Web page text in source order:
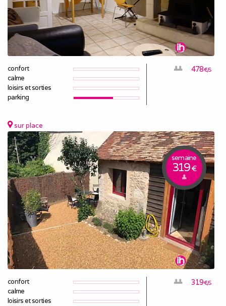
confort
calme
loisirs et sorties
parking
478€/S
sur place
semaine
319€
confort
calme
loisirs et sorties
319€/S